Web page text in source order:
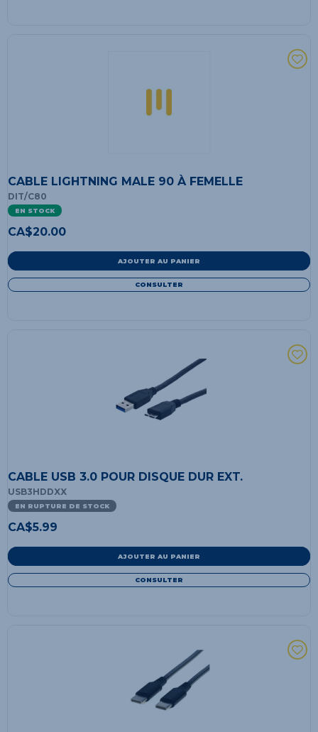
CABLE LIGHTNING MALE 90 À FEMELLE
DIT/C80
EN STOCK
CA$20.00
AJOUTER AU PANIER
CONSULTER
CABLE USB 3.0 POUR DISQUE DUR EXT.
USB3HDDXX
EN RUPTURE DE STOCK
CA$5.99
AJOUTER AU PANIER
CONSULTER